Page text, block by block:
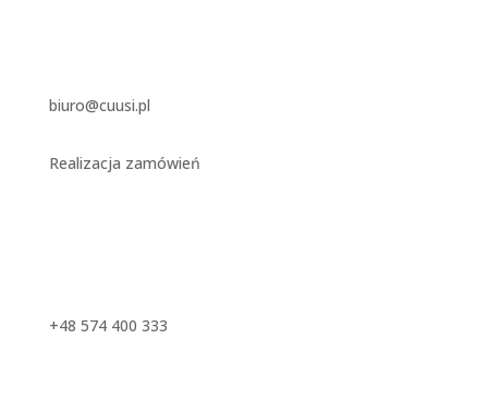
biuro@cuusi.pl
Realizacja zamówień
+48 574 400 333